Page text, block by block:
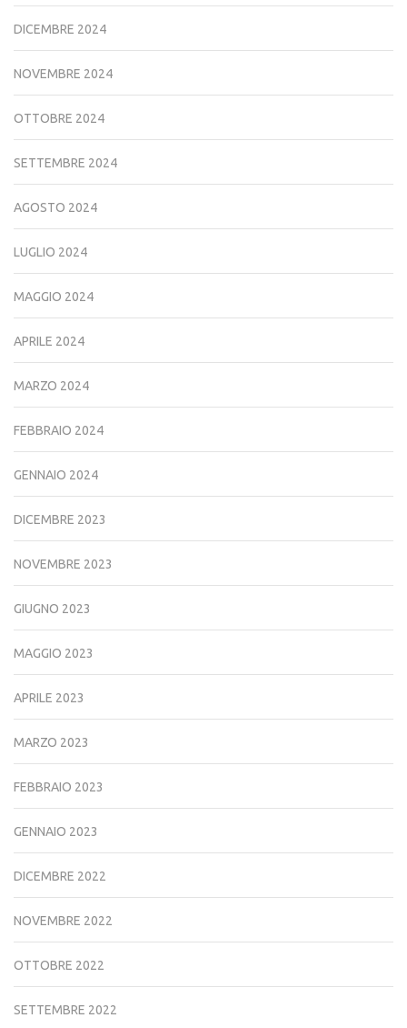
DICEMBRE 2024
NOVEMBRE 2024
OTTOBRE 2024
SETTEMBRE 2024
AGOSTO 2024
LUGLIO 2024
MAGGIO 2024
APRILE 2024
MARZO 2024
FEBBRAIO 2024
GENNAIO 2024
DICEMBRE 2023
NOVEMBRE 2023
GIUGNO 2023
MAGGIO 2023
APRILE 2023
MARZO 2023
FEBBRAIO 2023
GENNAIO 2023
DICEMBRE 2022
NOVEMBRE 2022
OTTOBRE 2022
SETTEMBRE 2022